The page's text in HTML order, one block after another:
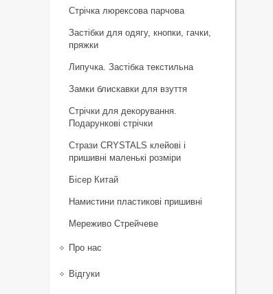
Стрічка люрексова парчова
Застібки для одягу, кнопки, гачки,
пряжки
Липучка. Застібка текстильна
Замки блискавки для взуття
Стрічки для декорування.
Подарункові стрічки
Стрази CRYSTALS клейові і
пришивні маленькі розміри
Бісер Китай
Намистини пластикові пришивні
Мереживо Стрейчеве
Про нас
Відгуки